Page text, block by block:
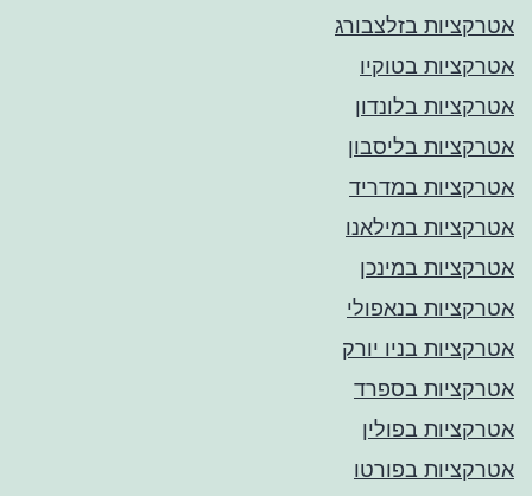
אטרקציות בזלצבורג
אטרקציות בטוקיו
אטרקציות בלונדון
אטרקציות בליסבון
אטרקציות במדריד
אטרקציות במילאנו
אטרקציות במינכן
אטרקציות בנאפולי
אטרקציות בניו יורק
אטרקציות בספרד
אטרקציות בפולין
אטרקציות בפורטו